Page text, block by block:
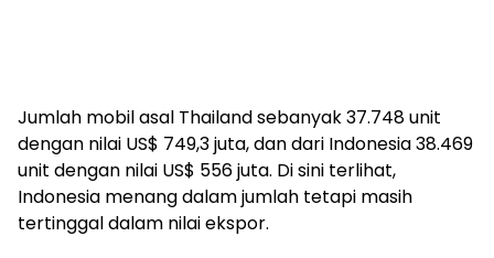
Jumlah mobil asal Thailand sebanyak 37.748 unit
dengan nilai US$ 749,3 juta, dan dari Indonesia 38.469
unit dengan nilai US$ 556 juta. Di sini terlihat,
Indonesia menang dalam jumlah tetapi masih
tertinggal dalam nilai ekspor.